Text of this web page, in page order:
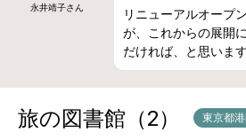
永井靖子さん
リニューアルオープ
が、これからの展開
だければ、と思います
旅の図書館（2） 東京都